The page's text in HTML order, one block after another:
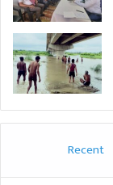
Recent